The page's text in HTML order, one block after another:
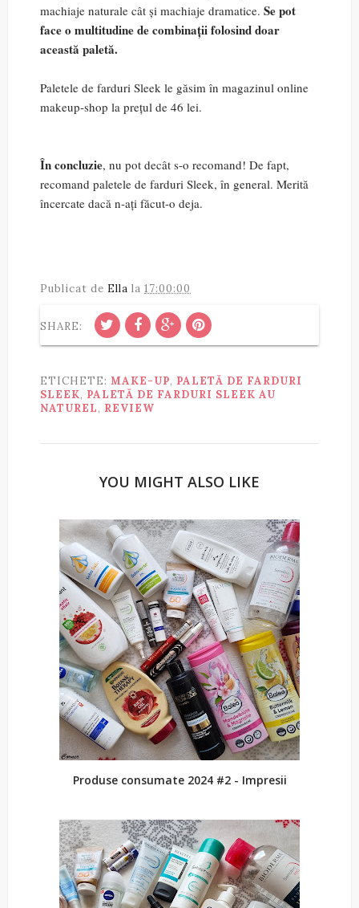
machiaje naturale cât și machiaje dramatice. Se pot
face o multitudine de combinații folosind doar
această paletă.
Paletele de farduri Sleek le găsim în magazinul online
makeup-shop la prețul de 46 lei.
În concluzie, nu pot decât s-o recomand! De fapt,
recomand paletele de farduri Sleek, în general. Merită
încercate dacă n-ați făcut-o deja.
Publicat de Ella la 17:00:00
SHARE:
ETICHETE: MAKE-UP, PALETĂ DE FARDURI
SLEEK, PALETĂ DE FARDURI SLEEK AU
NATUREL, REVIEW
YOU MIGHT ALSO LIKE
Produse consumate 2024 #2 - Impresii